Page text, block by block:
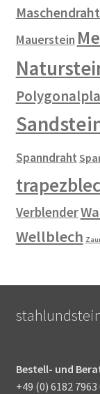
Mauerstein
Spanndraht
Verblender
Wellblech
Bestell- und
+49 (0) 6182 7963